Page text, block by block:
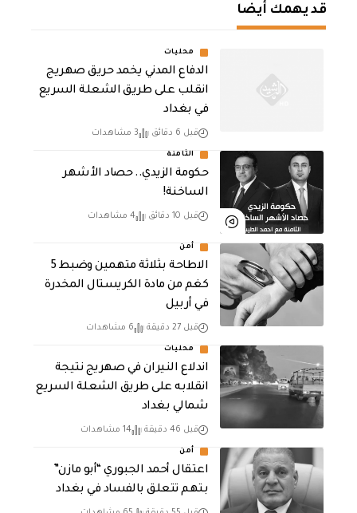
قد يهمك أيضا
محليات
الدفاع المدني يخمد حريق صهريج
انقلب على طريق الشعلة السريع
في بغداد
قبل 6 دقائق 3 مشاهدات
الثامنة
حكومة الزيدي.. حصاد الأشهر
الساخنة!
قبل 10 دقائق 4 مشاهدات
أمن
الاطاحة بثلاثة متهمين وضبط 5
كغم من مادة الكريستال المخدرة ​
في أربيل
قبل 27 دقيقة 6 مشاهدات
محليات
اندلاع النيران في صهريج نتيجة
انقلابه على طريق الشعلة السريع
شمالي بغداد
قبل 46 دقيقة 14 مشاهدات
أمن
اعتقال أحمد الجبوري “أبو مازن”
بتهم تتعلق بالفساد في بغداد